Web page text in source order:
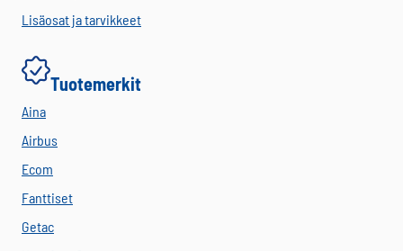
Lisäosat ja tarvikkeet
Tuotemerkit
Aina
Airbus
Ecom
Fanttiset
Getac